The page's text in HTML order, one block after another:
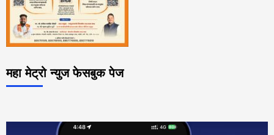
महा मेट्रो न्युज फेसबुक पेज